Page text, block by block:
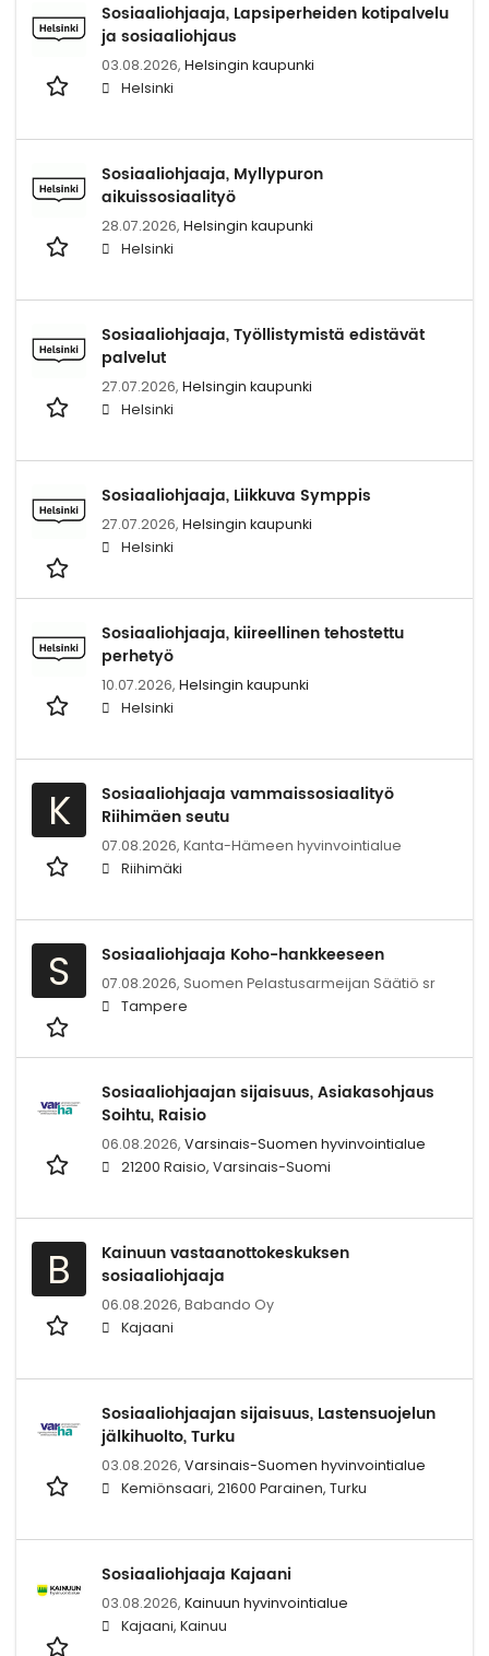
Sosiaaliohjaaja, Lapsiperheiden kotipalvelu
ja sosiaaliohjaus
03.08.2026, Helsingin kaupunki
Helsinki
Sosiaaliohjaaja, Myllypuron
aikuissosiaalityö
28.07.2026, Helsingin kaupunki
Helsinki
Sosiaaliohjaaja, Työllistymistä edistävät
palvelut
27.07.2026, Helsingin kaupunki
Helsinki
Sosiaaliohjaaja, Liikkuva Symppis
27.07.2026, Helsingin kaupunki
Helsinki
Sosiaaliohjaaja, kiireellinen tehostettu
perhetyö
10.07.2026, Helsingin kaupunki
Helsinki
K
Sosiaaliohjaaja vammaissosiaalityö
Riihimäen seutu
07.08.2026, Kanta-Hämeen hyvinvointialue
Riihimäki
S Sosiaaliohjaaja Koho-hankkeeseen
07.08.2026, Suomen Pelastusarmeijan Säätiö sr
Tampere
Sosiaaliohjaajan sijaisuus, Asiakasohjaus
Soihtu, Raisio
06.08.2026, Varsinais-Suomen hyvinvointialue
21200 Raisio, Varsinais-Suomi
B
Kainuun vastaanottokeskuksen
sosiaaliohjaaja
06.08.2026, Babando Oy
Kajaani
Sosiaaliohjaajan sijaisuus, Lastensuojelun
jälkihuolto, Turku
03.08.2026, Varsinais-Suomen hyvinvointialue
Kemiönsaari, 21600 Parainen, Turku
Sosiaaliohjaaja Kajaani
03.08.2026, Kainuun hyvinvointialue
Kajaani, Kainuu